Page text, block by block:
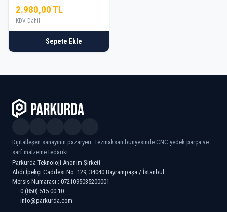
2.980,00 TL
KDV Dahil
Sepete Ekle
Dijitalleşen sanayinin pazaryeri. Tezmaksan bünyesinde CNC yedek parça ve
sarf malzeme tedariki.
Parkurda Teknoloji Anonim Şirketi
Abdi İpekçi Caddesi No: 129, 34040 Bayrampaşa / İstanbul
Mersis Numarası : 0721095035200001
0 (850) 515 00 10
info@parkurda.com